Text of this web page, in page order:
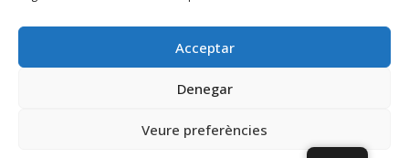
Acceptar
Denegar
Veure preferències
Segueix-nos en xarxes socials